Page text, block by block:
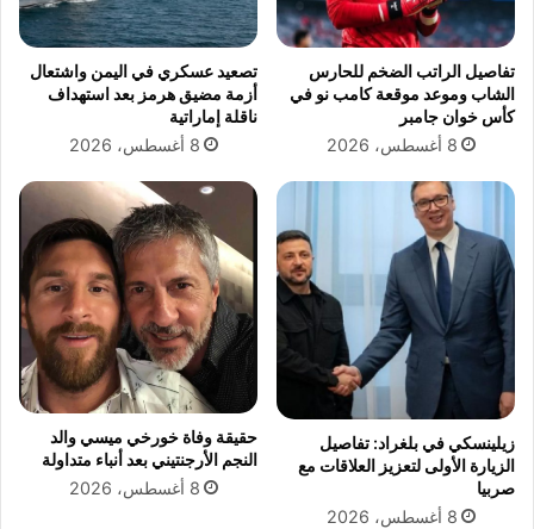
ا
ا
ت
ا
ش
ه
د
ة
ع
د
د
ي
تفاصيل الراتب الضخم للحارس
الشاب وموعد موقعة كامب نو في
كأس خوان جامبر
8 أغسطس، 2026
تصعيد عسكري في اليمن واشتعال
أزمة مضيق هرمز بعد استهداف
ناقلة إماراتية
8 أغسطس، 2026
زيلينسكي في بلغراد: تفاصيل
الزيارة الأولى لتعزيز العلاقات مع
صربيا
8 أغسطس، 2026
حقيقة وفاة خورخي ميسي والد
النجم الأرجنتيني بعد أنباء متداولة
8 أغسطس، 2026